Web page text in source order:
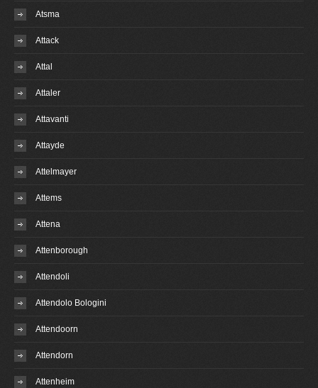
Atsma
Attack
Attal
Attaler
Attavanti
Attayde
Attelmayer
Attems
Attena
Attenborough
Attendoli
Attendolo Bologini
Attendoorn
Attendorn
Attenheim